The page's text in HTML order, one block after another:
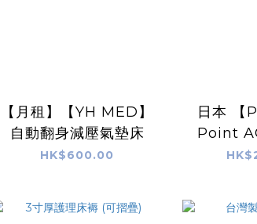
【月租】【YH MED】
自動翻身減壓氣墊床
HK$600.00
日本 【
Point